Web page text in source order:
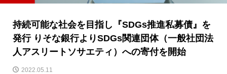
持続可能な社会を目指し『SDGs推進私募債』を
発行 りそな銀行よりSDGs関連団体（一般社団法
人アスリートソサエティ）への寄付を開始
2022.05.11